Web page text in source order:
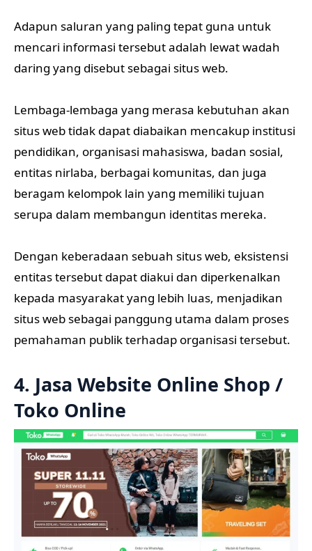
Adapun saluran yang paling tepat guna untuk
mencari informasi tersebut adalah lewat wadah
daring yang disebut sebagai situs web.
Lembaga-lembaga yang merasa kebutuhan akan
situs web tidak dapat diabaikan mencakup institusi
pendidikan, organisasi mahasiswa, badan sosial,
entitas nirlaba, berbagai komunitas, dan juga
beragam kelompok lain yang memiliki tujuan
serupa dalam membangun identitas mereka.
Dengan keberadaan sebuah situs web, eksistensi
entitas tersebut dapat diakui dan diperkenalkan
kepada masyarakat yang lebih luas, menjadikan
situs web sebagai panggung utama dalam proses
pemahaman publik terhadap organisasi tersebut.
4. Jasa Website Online Shop /
Toko Online